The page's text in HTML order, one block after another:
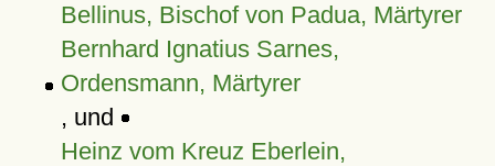
Bellinus, Bischof von Padua, Märtyrer
Bernhard Ignatius Sarnes,
Ordensmann, Märtyrer
, und
Heinz vom Kreuz Eberlein,